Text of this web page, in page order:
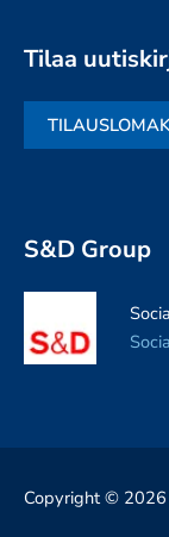
Tilaa
S&D Group
Copyright © 2026